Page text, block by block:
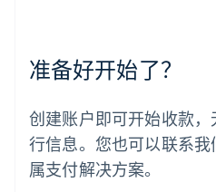
准备好开始了？
创建账户即可开始收款
行信息。您也可以联系
属支付解决方案。
挪威
葡萄牙
Português English
日本
日本語English
瑞典